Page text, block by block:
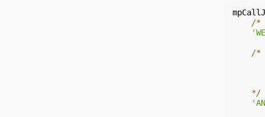
/*
/*
    */